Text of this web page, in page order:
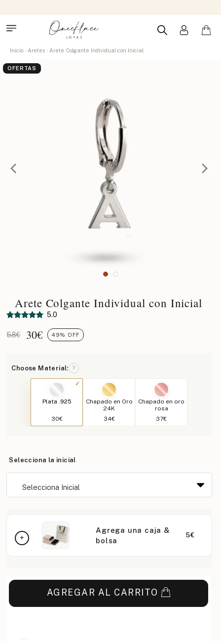
Inicio Aretes Arete Colgante Individual con Inicial
OFERTAS
Arete Colgante Individual con Inicial
5.0
58€ 30€ 49% OFF
Choose Material: ?
Plata .925
30€
Chapado en Oro
24K
34€
Chapado en oro
rosa
37€
Selecciona la inicial
Agrega una caja &
bolsa
5€
AGREGAR AL CARRITO